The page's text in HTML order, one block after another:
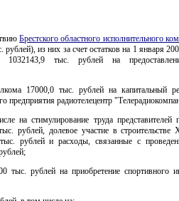
Брестского областного исполнительного
из них за счет остатков на 1 января
1032143,9 тыс. рублей на
17000,0 тыс. рублей на капитальный
предприятия радиотелецентр
на стимулирование труда представителей
рублей, долевое участие в
рублей и расходы, связанные с
тыс. рублей на приобретение спортивного